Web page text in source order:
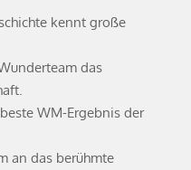
kennt große
das
WM-Ergebnis der
an das berühmte